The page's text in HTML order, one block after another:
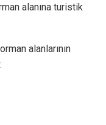
alanına turistik
alanlarının